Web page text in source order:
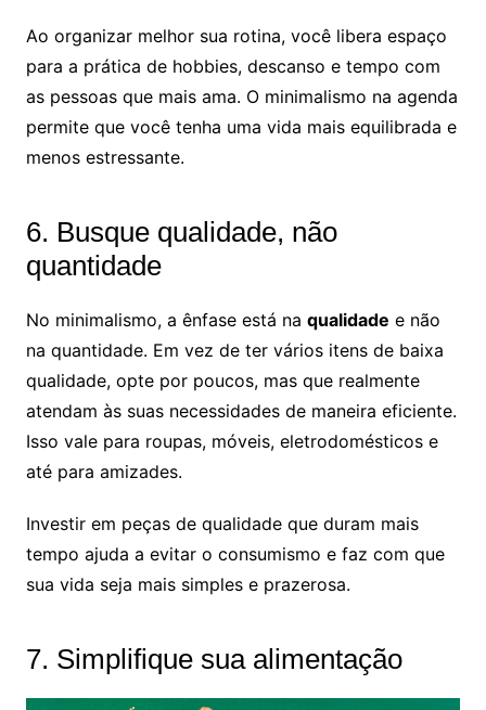
Ao organizar melhor sua rotina, você libera espaço
para a prática de hobbies, descanso e tempo com
as pessoas que mais ama. O minimalismo na agenda
permite que você tenha uma vida mais equilibrada e
menos estressante.
6. Busque qualidade, não
quantidade
No minimalismo, a ênfase está na qualidade e não
na quantidade. Em vez de ter vários itens de baixa
qualidade, opte por poucos, mas que realmente
atendam às suas necessidades de maneira eficiente.
Isso vale para roupas, móveis, eletrodomésticos e
até para amizades.
Investir em peças de qualidade que duram mais
tempo ajuda a evitar o consumismo e faz com que
sua vida seja mais simples e prazerosa.
7. Simplifique sua alimentação